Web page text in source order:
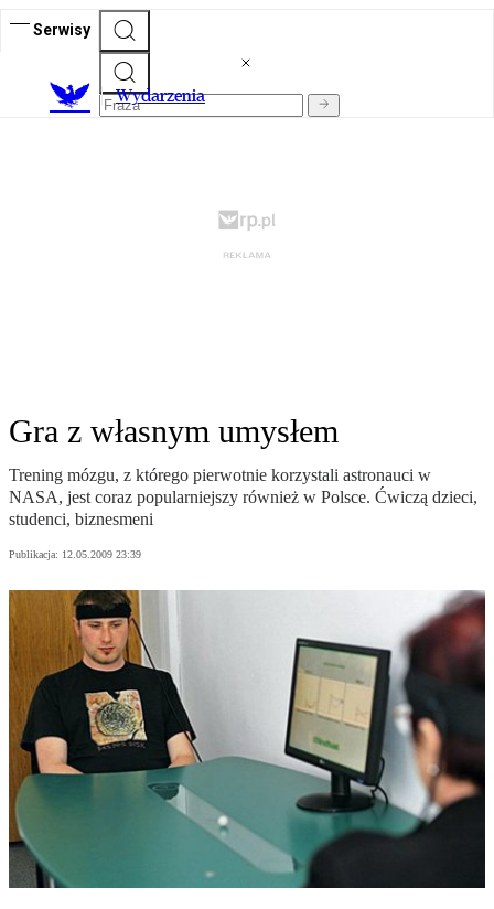
Serwisy
Wydarzenia
Gra z własnym umysłem
Trening mózgu, z którego pierwotnie korzystali astronauci w
NASA, jest coraz popularniejszy również w Polsce. Ćwiczą dzieci,
studenci, biznesmeni
Publikacja: 12.05.2009 23:39